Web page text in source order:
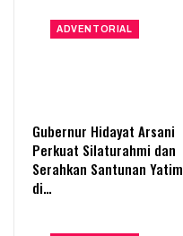
ADVENTORIAL
Gubernur Hidayat Arsani
Perkuat Silaturahmi dan
Serahkan Santunan Yatim
di…